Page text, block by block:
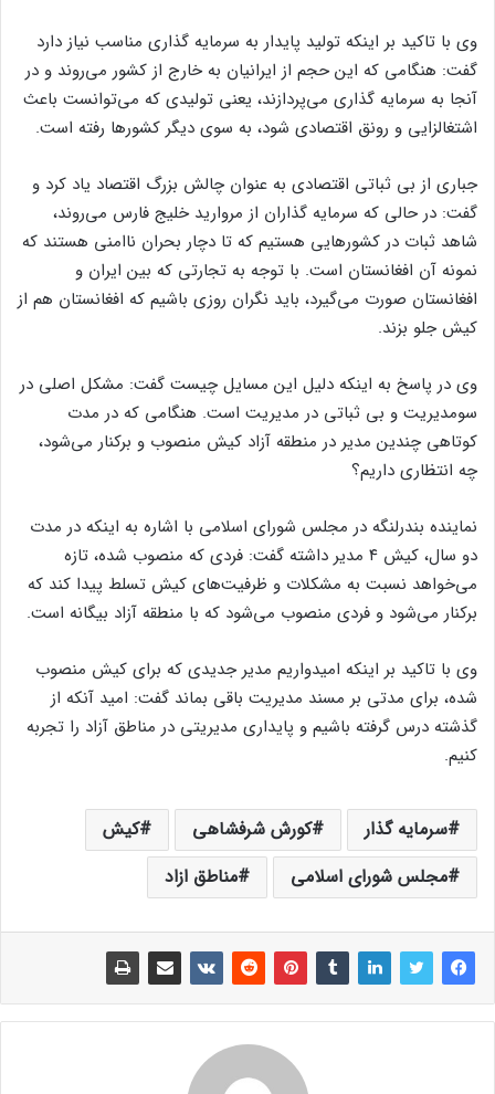
وی با تاکید بر اینکه تولید پایدار به سرمایه گذاری مناسب نیاز دارد
گفت: هنگامی که این حجم از ایرانیان به خارج از کشور می‌روند و در
آنجا به سرمایه گذاری می‌پردازند، یعنی تولیدی که می‌توانست باعث
اشتغالزایی و رونق اقتصادی شود، به سوی دیگر کشور‌ها رفته است.
جباری از بی ثباتی اقتصادی به عنوان چالش بزرگ اقتصاد یاد کرد و
گفت: در حالی که سرمایه گذاران از مروارید خلیج فارس می‌روند،
شاهد ثبات در کشور‌هایی هستیم که تا دچار بحران ناامنی هستند که
نمونه آن افغانستان است. با توجه به تجارتی که بین ایران و
افغانستان صورت می‌گیرد، باید نگران روزی باشیم که افغانستان هم از
کیش جلو بزند.
وی در پاسخ به اینکه دلیل این مسایل چیست گفت: مشکل اصلی در
سومدیریت و بی ثباتی در مدیریت است. هنگامی که در مدت
کوتاهی چندین مدیر در منطقه آزاد کیش منصوب و برکنار می‌شود،
چه انتظاری داریم؟
نماینده بندرلنگه در مجلس شورای اسلامی با اشاره به اینکه در مدت
دو سال، کیش ۴ مدیر داشته گفت: فردی که منصوب شده، تازه
می‌خواهد نسبت به مشکلات و ظرفیت‌های کیش تسلط پیدا کند که
برکنار می‌شود و فردی منصوب می‌شود که با منطقه آزاد بیگانه است.
وی با تاکید بر اینکه امیدواریم مدیر جدیدی که برای کیش منصوب
شده، برای مدتی بر مسند مدیریت باقی بماند گفت: امید آنکه از
گذشته درس گرفته باشیم و پایداری مدیریتی در مناطق آزاد را تجربه
کنیم.
سرمایه گذار کورش شرفشاهی
کیش
مجلس شورای اسلامی
مناطق ازاد